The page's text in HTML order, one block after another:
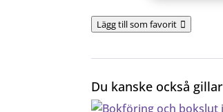
i
–
K2
Lägg till som favorit
Du kanske också